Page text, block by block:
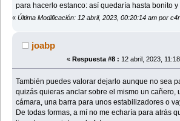
para hacerlo estanco: así quedaría hasta bonito y
« Última Modificación: 12 abril, 2023, 00:20:14 am por
joabp
« Respuesta #8 : 12 abril, 2023,
También puedes valorar dejarlo aunque no sea
quizás quieras anclar sobre el mismo un cañero,
cámara, una barra para unos estabilizadores o
De todas formas, a mí no me echaría para atrás